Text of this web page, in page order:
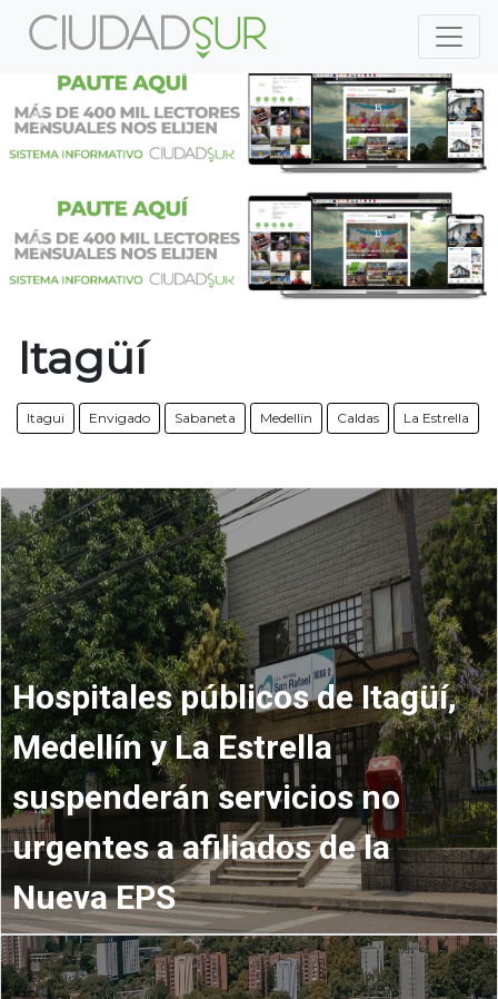
Previous
Previous
Itagüí
Itagui Envigado Sabaneta Medellin Caldas La Estrella
Hospitales públicos de Itagüí,
Medellín y La Estrella
suspenderán servicios no
urgentes a afiliados de la
Nueva EPS